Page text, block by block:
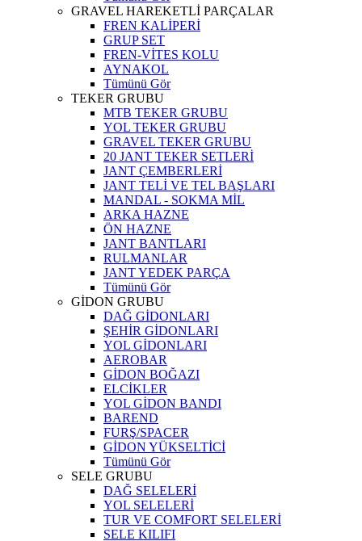
GRAVEL HAREKETLİ PARÇALAR
FREN KALİPERİ
GRUP SET
FREN-VİTES KOLU
AYNAKOL
Tümünü Gör
TEKER GRUBU
MTB TEKER GRUBU
YOL TEKER GRUBU
GRAVEL TEKER GRUBU
20 JANT TEKER SETLERİ
JANT ÇEMBERLERİ
JANT TELİ VE TEL BAŞLARI
MANDAL - SOKMA MİL
ARKA HAZNE
ÖN HAZNE
JANT BANTLARI
RULMANLAR
JANT YEDEK PARÇA
Tümünü Gör
GİDON GRUBU
DAĞ GİDONLARI
ŞEHİR GİDONLARI
YOL GİDONLARI
AEROBAR
GİDON BOĞAZI
ELCİKLER
YOL GİDON BANDI
BAREND
FURŞ/SPACER
GİDON YÜKSELTİCİ
Tümünü Gör
SELE GRUBU
DAĞ SELELERİ
YOL SELELERİ
TUR VE COMFORT SELELERİ
SELE KILIFI